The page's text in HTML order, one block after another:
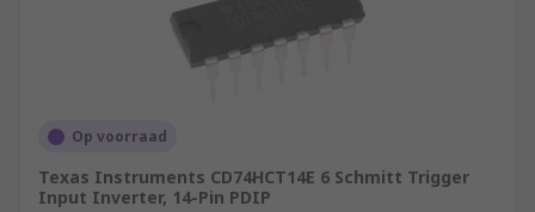
Op voorraad
Texas Instruments CD74HCT14E 6 Schmitt Trigger
Input Inverter, 14-Pin PDIP